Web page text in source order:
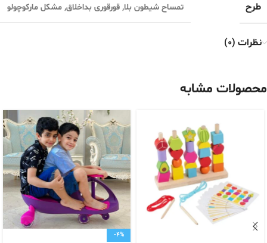
طرح
تمساح شیطون بلا, قورقوری بداخلاق, مشکل مارکوچولو
نظرات (0)
محصولات مشابه
-4%